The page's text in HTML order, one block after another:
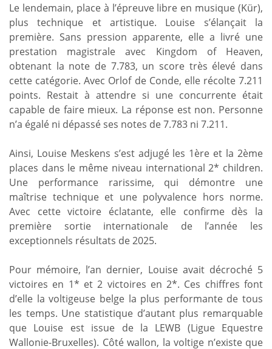
Le lendemain, place à l’épreuve libre en musique (Kür),
plus technique et artistique. Louise s’élançait la
première. Sans pression apparente, elle a livré une
prestation magistrale avec Kingdom of Heaven,
obtenant la note de 7.783, un score très élevé dans
cette catégorie. Avec Orlof de Conde, elle récolte 7.211
points. Restait à attendre si une concurrente était
capable de faire mieux. La réponse est non. Personne
n’a égalé ni dépassé ses notes de 7.783 ni 7.211.
Ainsi, Louise Meskens s’est adjugé les 1ère et la 2ème
places dans le même niveau international 2* children.
Une performance rarissime, qui démontre une
maîtrise technique et une polyvalence hors norme.
Avec cette victoire éclatante, elle confirme dès la
première sortie internationale de l’année les
exceptionnels résultats de 2025.
Pour mémoire, l’an dernier, Louise avait décroché 5
victoires en 1* et 2 victoires en 2*. Ces chiffres font
d’elle la voltigeuse belge la plus performante de tous
les temps. Une statistique d’autant plus remarquable
que Louise est issue de la LEWB (Ligue Equestre
Wallonie-Bruxelles). Côté wallon, la voltige n’existe que